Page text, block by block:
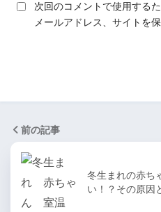
次回のコメントで使用する
メールアドレス、サイトを保
前の記事
冬生まれの赤ち
い！？その原因